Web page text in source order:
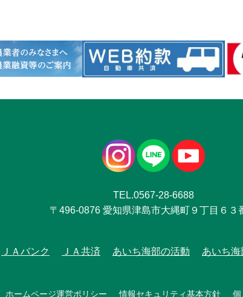
TEL.0567-28-6688
〒496-0876 愛知県津島市大縄町９丁目６３
ＪＡバンク ＪＡ共済 あいち海部の活動 あいち海
ホームページ運営ポリシー 情報セキュリティ基本方針 個